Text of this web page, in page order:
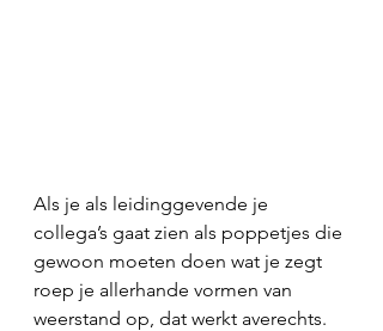
Als je als leidinggevende je
collega’s gaat zien als poppetjes die
gewoon moeten doen wat je zegt
roep je allerhande vormen van
weerstand op, dat werkt averechts.